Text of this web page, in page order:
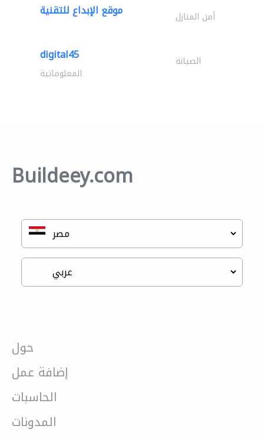
موقع الإبداع للتقنية أمن المنازل
digital45 الصيانة
المعلوماتية
Buildeey.com
حول
إضافة عمل
الحاسبات
المدونات